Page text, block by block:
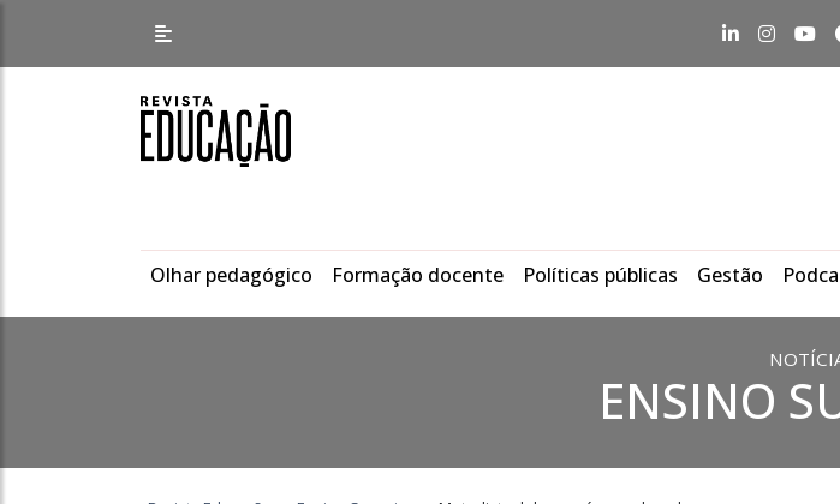
Olhar pedagógico Formação docente Políticas públicas Gestão
ENSINO